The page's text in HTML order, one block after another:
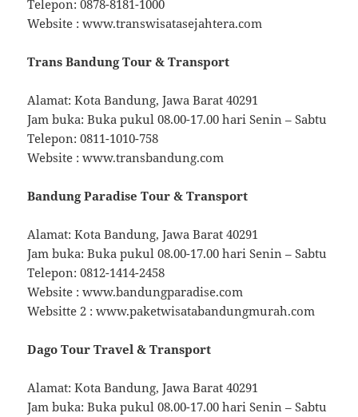
Telepon: 0878-8181-1000
Website : www.transwisatasejahtera.com
Trans Bandung Tour & Transport
Alamat: Kota Bandung, Jawa Barat 40291
Jam buka: Buka pukul 08.00-17.00 hari Senin – Sabtu
Telepon: 0811-1010-758
Website : www.transbandung.com
Bandung Paradise Tour & Transport
Alamat: Kota Bandung, Jawa Barat 40291
Jam buka: Buka pukul 08.00-17.00 hari Senin – Sabtu
Telepon: 0812-1414-2458
Website : www.bandungparadise.com
Websitte 2 : www.paketwisatabandungmurah.com
Dago Tour Travel & Transport
Alamat: Kota Bandung, Jawa Barat 40291
Jam buka: Buka pukul 08.00-17.00 hari Senin – Sabtu